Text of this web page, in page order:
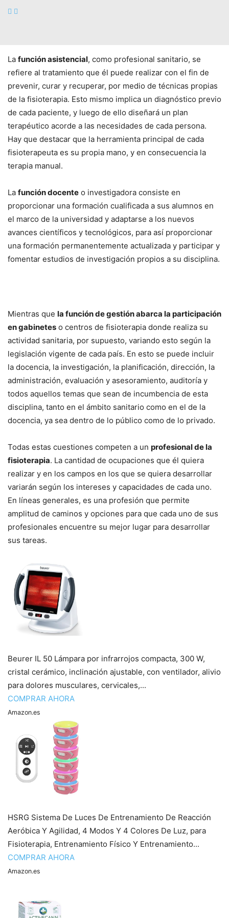
La función asistencial, como profesional sanitario, se
refiere al tratamiento que él puede realizar con el fin de
prevenir, curar y recuperar, por medio de técnicas propias
de la fisioterapia. Esto mismo implica un diagnóstico previo
de cada paciente, y luego de ello diseñará un plan
terapéutico acorde a las necesidades de cada persona.
Hay que destacar que la herramienta principal de cada
fisioterapeuta es su propia mano, y en consecuencia la
terapia manual.
La función docente o investigadora consiste en
proporcionar una formación cualificada a sus alumnos en
el marco de la universidad y adaptarse a los nuevos
avances científicos y tecnológicos, para así proporcionar
una formación permanentemente actualizada y participar y
fomentar estudios de investigación propios a su disciplina.
Mientras que la función de gestión abarca la participación
en gabinetes o centros de fisioterapia donde realiza su
actividad sanitaria, por supuesto, variando esto según la
legislación vigente de cada país. En esto se puede incluir
la docencia, la investigación, la planificación, dirección, la
administración, evaluación y asesoramiento, auditoría y
todos aquellos temas que sean de incumbencia de esta
disciplina, tanto en el ámbito sanitario como en el de la
docencia, ya sea dentro de lo público como de lo privado.
Todas estas cuestiones competen a un profesional de la
fisioterapia. La cantidad de ocupaciones que él quiera
realizar y en los campos en los que se quiera desarrollar
variarán según los intereses y capacidades de cada uno.
En líneas generales, es una profesión que permite
amplitud de caminos y opciones para que cada uno de sus
profesionales encuentre su mejor lugar para desarrollar
sus tareas.
Beurer IL 50 Lámpara por infrarrojos compacta, 300 W,
cristal cerámico, inclinación ajustable, con ventilador, alivio
para dolores musculares, cervicales,...
COMPRAR AHORA
Amazon.es
HSRG Sistema De Luces De Entrenamiento De Reacción
Aeróbica Y Agilidad, 4 Modos Y 4 Colores De Luz, para
Fisioterapia, Entrenamiento Físico Y Entrenamiento...
COMPRAR AHORA
Amazon.es